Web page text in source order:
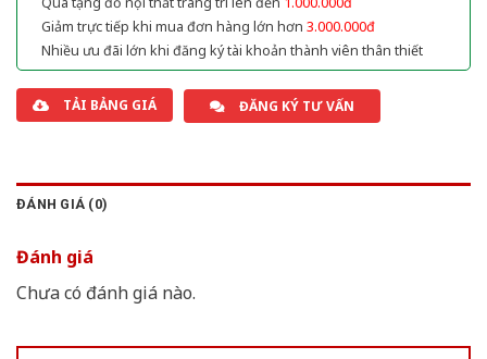
Giảm trực tiếp khi mua đơn hàng lớn hơn 3.000.000đ
Nhiều ưu đãi lớn khi đăng ký tài khoản thành viên thân thiết
TẢI BẢNG GIÁ ĐĂNG KÝ TƯ VẤN
ĐÁNH GIÁ (0)
Đánh giá
Chưa có đánh giá nào.